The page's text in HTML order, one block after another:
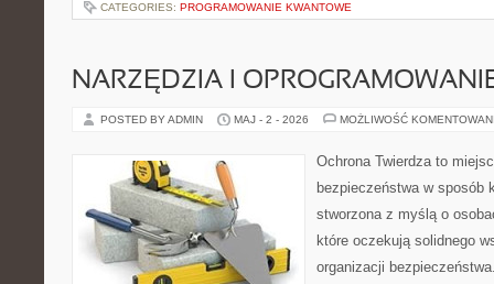
CATEGORIES: PROGRAMOWANIE KWANTOWE
NARZĘDZIA I
POSTED BY ADMIN MAJ - 2 - 2026 MOŻLIWOŚĆ
Ochrona Twierdza to
bezpieczeństwa w sposób
stworzona z myślą o
które oczekują solidnego
organizacji